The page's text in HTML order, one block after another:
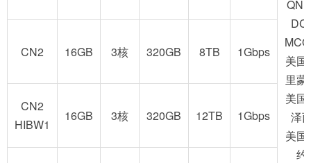
美国
里蒙
美国
泽
美国
约
CN2 16GB 3核 320GB 8TB 1Gbps
CN2
HIBW1
16GB 3核 320GB 12TB 1Gbps